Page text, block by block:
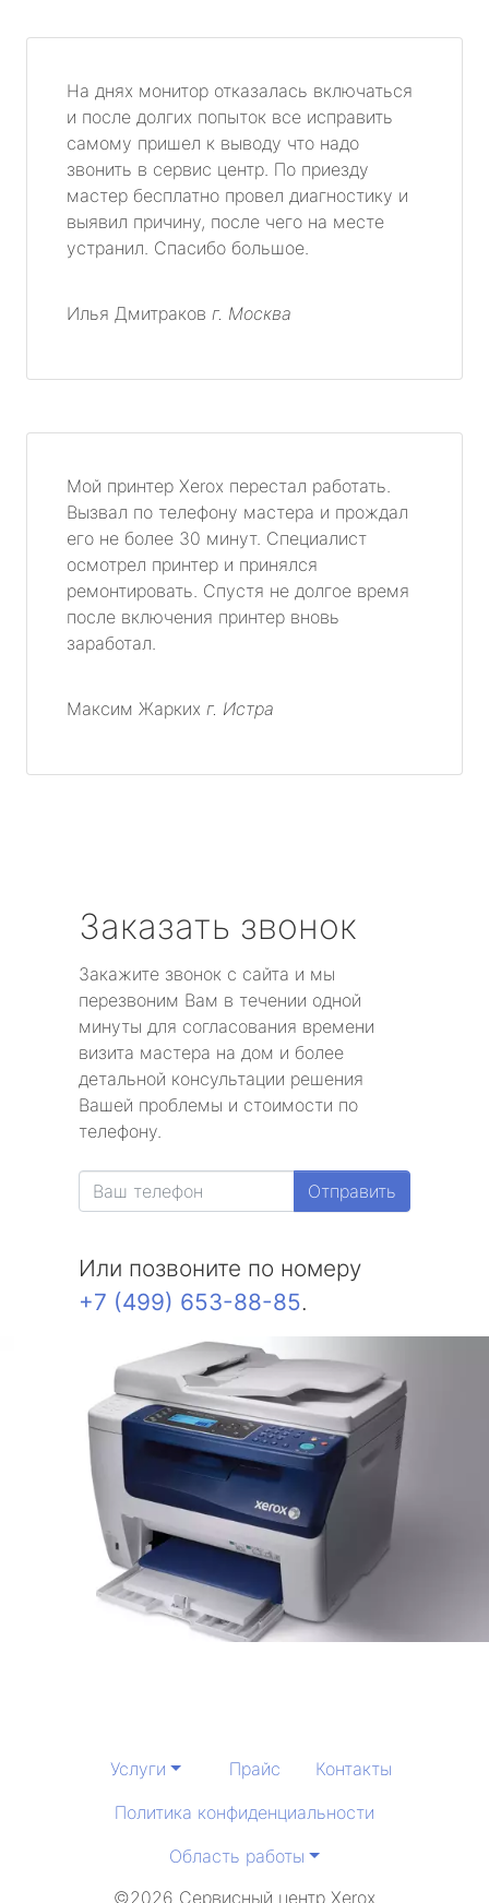
На днях монитор отказалась включаться
и после долгих попыток все исправить
самому пришел к выводу что надо
звонить в сервис центр. По приезду
мастер бесплатно провел диагностику и
выявил причину, после чего на месте
устранил. Спасибо большое.
Илья Дмитраков г. Москва
Мой принтер Xerox перестал работать.
Вызвал по телефону мастера и прождал
его не более 30 минут. Специалист
осмотрел принтер и принялся
ремонтировать. Спустя не долгое время
после включения принтер вновь
заработал.
Максим Жарких г. Истра
Заказать звонок
Закажите звонок с сайта и мы
перезвоним Вам в течении одной
минуты для согласования времени
визита мастера на дом и более
детальной консультации решения
Вашей проблемы и стоимости по
телефону.
Отправить
Или позвоните по номеру
+7 (499) 653-88-85.
Услуги Прайс
Контакты
Политика конфиденциальности
Область работы
©2026 Сервисный центр Xerox